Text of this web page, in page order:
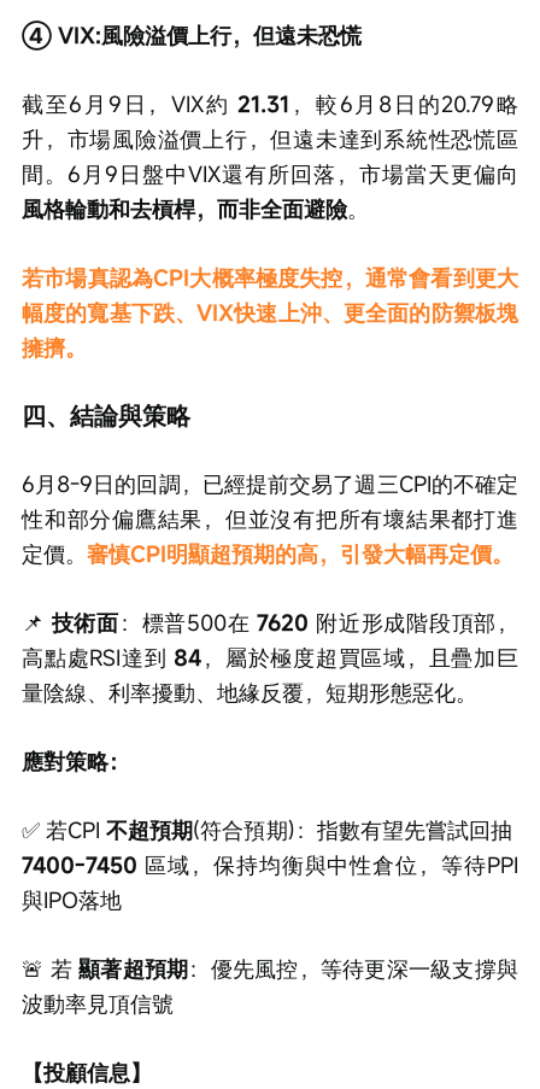
④ VIX:風險溢價上行，但遠未恐慌
截至6月9日，VIX約 21.31 ，較6月8日的20.79略
升，市場風險溢價上行，但遠未達到系統性恐慌區
間。6月9日盤中VIX還有所回落，市場當天更偏向
風格輪動和去槓桿，而非全面避險。
若市場真認為CPI大概率極度失控，通常會看到更大
幅度的寬基下跌、VIX快速上沖、更全面的防禦板塊
擁擠。
四、結論與策略
6月8-9日的回調，已經提前交易了週三CPI的不確定
性和部分偏鷹結果，但並沒有把所有壞結果都打進
定價。 審慎CPI明顯超預期的高，引發大幅再定價。
📌 技術面：標普500在 7620 附近形成階段頂部，
高點處RSI達到 84，屬於極度超買區域，且疊加巨
量陰線、利率擾動、地緣反覆，短期形態惡化。
應對策略：
✅ 若CPI 不超預期(符合預期)：指數有望先嘗試回抽
7400-7450 區域，保持均衡與中性倉位，等待PPI
與IPO落地
🚨 若 顯著超預期：優先風控，等待更深一級支撐與
波動率見頂信號
【投顧信息】